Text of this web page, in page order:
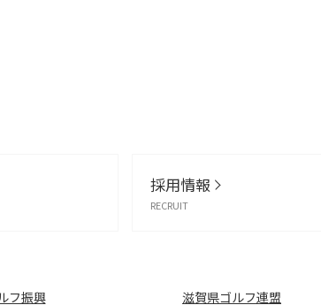
採用情報
RECRUIT
フ振興 滋賀県ゴルフ連盟